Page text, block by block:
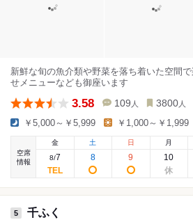
新鮮な旬の魚介類や野菜を落ち着いた空間
せメニューなども御座います
3.58 109 人 3800 人
￥5,000～￥5,999 ￥1,000～￥1,999
空席
情報
金
8/7
土
8
日
9
月
10
5 千ふく